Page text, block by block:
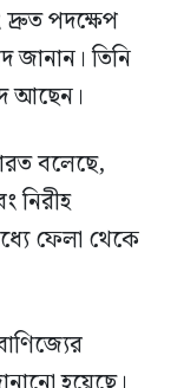
পদক্ষেপ
জানান। তিনি
আছেন।
বলেছে,
নিরীহ
ফেলা থেকে